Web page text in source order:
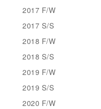
2017 F/W
2017 S/S
2018 F/W
2018 S/S
2019 F/W
2019 S/S
2020 F/W